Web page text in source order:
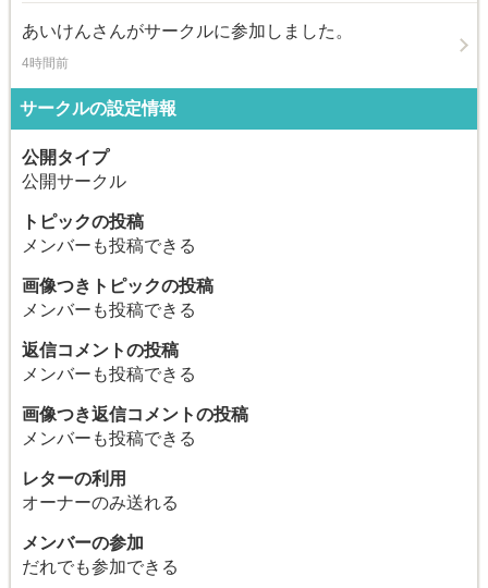
あいけんさんがサークルに参加しました。
4時間前
サークルの設定情報
公開タイプ
公開サークル
トピックの投稿
メンバーも投稿できる
画像つきトピックの投稿
メンバーも投稿できる
返信コメントの投稿
メンバーも投稿できる
画像つき返信コメントの投稿
メンバーも投稿できる
レターの利用
オーナーのみ送れる
メンバーの参加
だれでも参加できる